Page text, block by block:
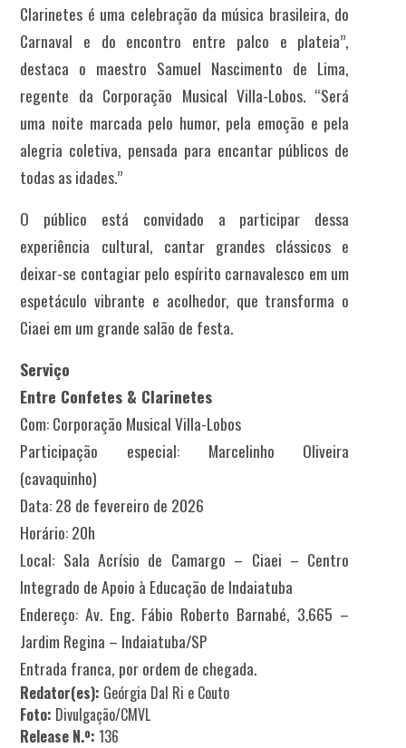
Clarinetes é uma celebração da música brasileira, do
Carnaval e do encontro entre palco e plateia”,
destaca o maestro Samuel Nascimento de Lima,
regente da Corporação Musical Villa-Lobos. “Será
uma noite marcada pelo humor, pela emoção e pela
alegria coletiva, pensada para encantar públicos de
todas as idades.”
O público está convidado a participar dessa
experiência cultural, cantar grandes clássicos e
deixar-se contagiar pelo espírito carnavalesco em um
espetáculo vibrante e acolhedor, que transforma o
Ciaei em um grande salão de festa.
Serviço
Entre Confetes & Clarinetes
Com: Corporação Musical Villa-Lobos
Participação especial: Marcelinho Oliveira
(cavaquinho)
Data: 28 de fevereiro de 2026
Horário: 20h
Local: Sala Acrísio de Camargo – Ciaei – Centro
Integrado de Apoio à Educação de Indaiatuba
Endereço: Av. Eng. Fábio Roberto Barnabé, 3.665 –
Jardim Regina – Indaiatuba/SP
Entrada franca, por ordem de chegada.
Redator(es): Geórgia Dal Ri e Couto
Foto: Divulgação/CMVL
Release N.º: 136